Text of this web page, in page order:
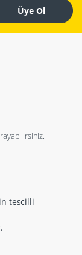
Üye Ol
tescilli